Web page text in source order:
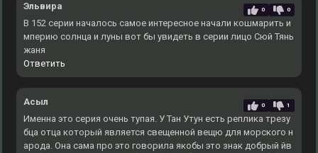
Эльвира 0 0
В 152 серии началось самое интересное начали кошмарить и
мперию солнца и луны вот бы увидеть в серии лицо Сюй Тянь
жаня
Ответить
Асыл 0 1
Именна это серия очень тупая. У Тан Утун есть реплика трезу
бца отца который является свещенной вещю для морского н
арода. Она сама про это говорила якобы это знак добрый йв